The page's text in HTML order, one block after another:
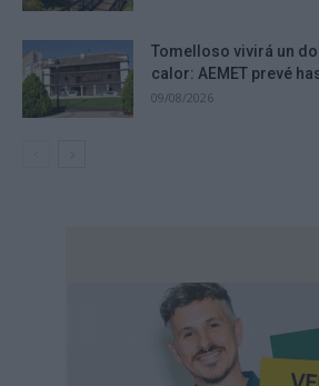
Tomelloso vivirá un
calor: AEMET prevé
09/08/2026